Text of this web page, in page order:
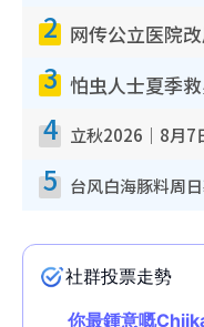
2
3
4
5